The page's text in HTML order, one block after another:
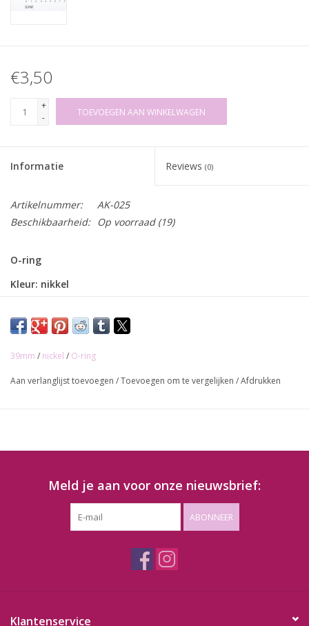
€3,50
+
-
TOEVOEGEN AAN WINKELWAGEN
Informatie Reviews (0)
Artikelnummer:
AK-025
Beschikbaarheid:
Op voorraad(19)
O-ring
Kleur: nikkel
39mm / nickel / O-ring
Aan verlanglijst toevoegen /Toevoegen om te vergelijken /Afdrukken
Meld je aan voor onze nieuwsbrief:
ABONNEER
Klantenservice